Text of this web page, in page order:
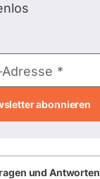
und Antworten